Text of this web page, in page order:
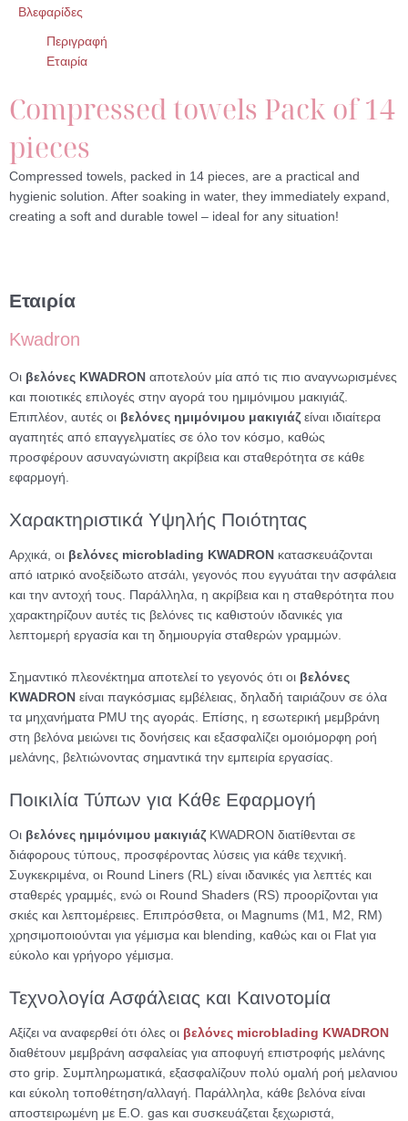
Βλεφαρίδες
Περιγραφή
Εταιρία
Compressed towels Pack of 14
pieces
Compressed towels, packed in 14 pieces, are a practical and
hygienic solution. After soaking in water, they immediately expand,
creating a soft and durable towel – ideal for any situation!
Εταιρία
Kwadron
Οι βελόνες KWADRON αποτελούν μία από τις πιο αναγνωρισμένες
και ποιοτικές επιλογές στην αγορά του ημιμόνιμου μακιγιάζ.
Επιπλέον, αυτές οι βελόνες ημιμόνιμου μακιγιάζ είναι ιδιαίτερα
αγαπητές από επαγγελματίες σε όλο τον κόσμο, καθώς
προσφέρουν ασυναγώνιστη ακρίβεια και σταθερότητα σε κάθε
εφαρμογή.
Χαρακτηριστικά Υψηλής Ποιότητας
Αρχικά, οι βελόνες microblading KWADRON κατασκευάζονται
από ιατρικό ανοξείδωτο ατσάλι, γεγονός που εγγυάται την ασφάλεια
και την αντοχή τους. Παράλληλα, η ακρίβεια και η σταθερότητα που
χαρακτηρίζουν αυτές τις βελόνες τις καθιστούν ιδανικές για
λεπτομερή εργασία και τη δημιουργία σταθερών γραμμών.
Σημαντικό πλεονέκτημα αποτελεί το γεγονός ότι οι βελόνες
KWADRON είναι παγκόσμιας εμβέλειας, δηλαδή ταιριάζουν σε όλα
τα μηχανήματα PMU της αγοράς. Επίσης, η εσωτερική μεμβράνη
στη βελόνα μειώνει τις δονήσεις και εξασφαλίζει ομοιόμορφη ροή
μελάνης, βελτιώνοντας σημαντικά την εμπειρία εργασίας.
Ποικιλία Τύπων για Κάθε Εφαρμογή
Οι βελόνες ημιμόνιμου μακιγιάζ KWADRON διατίθενται σε
διάφορους τύπους, προσφέροντας λύσεις για κάθε τεχνική.
Συγκεκριμένα, οι Round Liners (RL) είναι ιδανικές για λεπτές και
σταθερές γραμμές, ενώ οι Round Shaders (RS) προορίζονται για
σκιές και λεπτομέρειες. Επιπρόσθετα, οι Magnums (M1, M2, RM)
χρησιμοποιούνται για γέμισμα και blending, καθώς και οι Flat για
εύκολο και γρήγορο γέμισμα.
Τεχνολογία Ασφάλειας και Καινοτομία
Αξίζει να αναφερθεί ότι όλες οι βελόνες microblading KWADRON
διαθέτουν μεμβράνη ασφαλείας για αποφυγή επιστροφής μελάνης
στο grip. Συμπληρωματικά, εξασφαλίζουν πολύ ομαλή ροή μελανιου
και εύκολη τοποθέτηση/αλλαγή. Παράλληλα, κάθε βελόνα είναι
αποστειρωμένη με E.O. gas και συσκευάζεται ξεχωριστά,